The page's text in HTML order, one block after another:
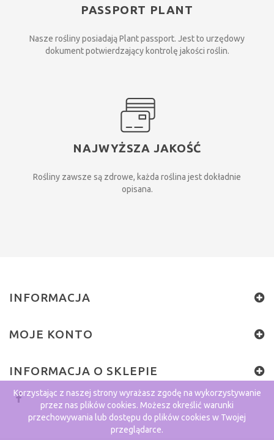
PASSPORT PLANT
Nasze rośliny posiadają Plant passport. Jest to urzędowy
dokument potwierdzający kontrolę jakości roślin.
NAJWYŻSZA JAKOŚĆ
Rośliny zawsze są zdrowe, każda roślina jest dokładnie
opisana.
INFORMACJA
MOJE KONTO
INFORMACJA O SKLEPIE
Korzystając z naszej strony wyrażasz zgodę na wykorzystywanie
przez nas plików cookies. Możesz określić warunki
przechowywania lub dostępu do plików cookies w Twojej
przeglądarce.